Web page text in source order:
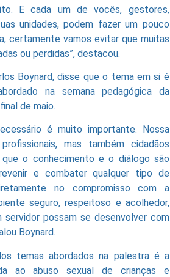
E cada um de vocês, gestores,
unidades, podem fazer um pouco
certamente vamos evitar que muitas
ou perdidas”, destacou.
Boynard, disse que o tema em si é
na semana pedagógica da
de maio.
é muito importante. Nossa
mas também cidadãos
o conhecimento e o diálogo são
e combater qualquer tipo de
no compromisso com a
seguro, respeitoso e acolhedor,
possam se desenvolver com
Boynard.
temas abordados na palestra é a
ao abuso sexual de crianças e